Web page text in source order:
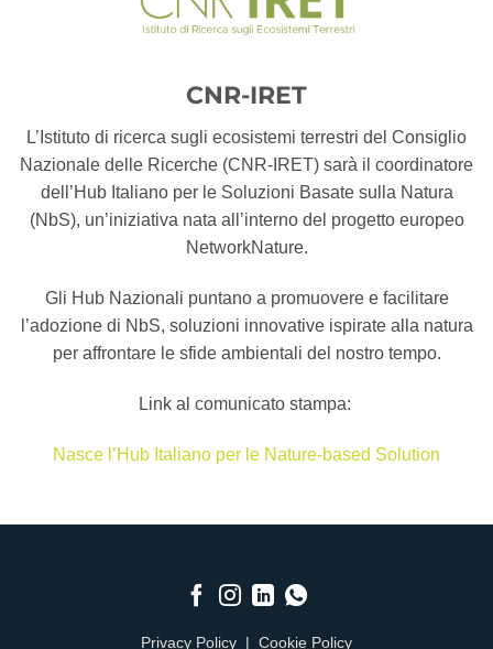
CNR-IRET
L’Istituto di ricerca sugli ecosistemi terrestri del Consiglio
Nazionale delle Ricerche (CNR-IRET) sarà il coordinatore
dell’Hub Italiano per le Soluzioni Basate sulla Natura
(NbS), un’iniziativa nata all’interno del progetto europeo
NetworkNature.
Gli Hub Nazionali puntano a promuovere e facilitare
l’adozione di NbS, soluzioni innovative ispirate alla natura
per affrontare le sfide ambientali del nostro tempo.
Link al comunicato stampa:
Nasce l’Hub Italiano per le Nature-based Solution
Privacy Policy | Cookie Policy